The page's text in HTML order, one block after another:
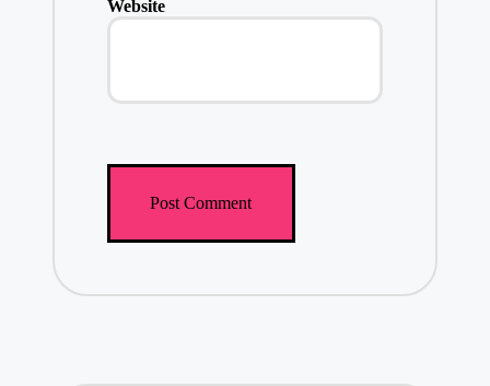
Website